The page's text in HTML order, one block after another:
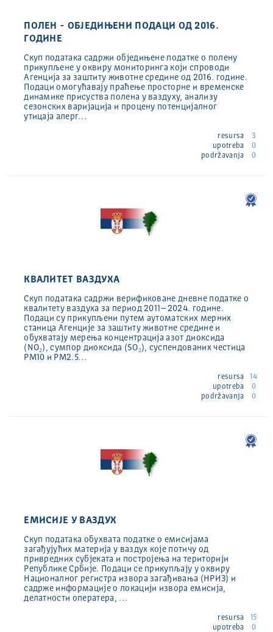
ПОЛЕН - ОБЈЕДИЊЕНИ ПОДАЦИ ОД 2016.
ГОДИНЕ
Скуп података садржи обједињене податке о полену
прикупљене у оквиру мониторинга који спроводи
Агенција за заштиту животне средине од 2016. године.
Подаци омогућавају праћење просторне и временске
динамике присуства полена у ваздуху, анализу
сезонских варијација и процену потенцијалног
утицаја алерг…
resursa
3
upotreba
0
podržavanja
0
КВАЛИТЕТ ВАЗДУХА
Скуп података садржи верификоване дневне податке о
квалитету ваздуха за период 2011–2024. године.
Подаци су прикупљени путем аутоматских мерних
станица Агенције за заштиту животне средине и
обухватају мерења концентрација азот диоксида
(NO₂), сумпор диоксида (SO₂), суспендованих честица
PM10 и PM2.5…
resursa
14
upotreba
0
podržavanja
0
ЕМИСИЈЕ У ВАЗДУХ
Скуп података обухвата податке о емисијама
загађујућих материја у ваздух које потичу од
привредних субјеката и постројења на територији
Републике Србије. Подаци се прикупљају у оквиру
Националног регистра извора загађивања (НРИЗ) и
садрже информације о локацији извора емисија,
делатности оператера, …
resursa
15
upotreba
0